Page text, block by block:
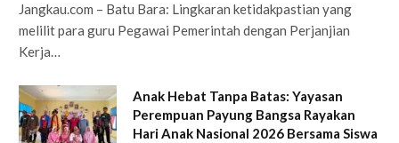
Jangkau.com – Batu Bara: Lingkaran ketidakpastian yang
melilit para guru Pegawai Pemerintah dengan Perjanjian
Kerja…
Anak Hebat Tanpa Batas: Yayasan
Perempuan Payung Bangsa Rayakan
Hari Anak Nasional 2026 Bersama Siswa